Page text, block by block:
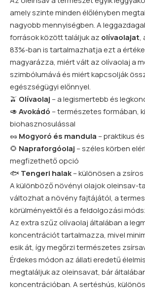
amely szinte minden élőlényben
nagyobb mennyiségben. A
források között találjuk az olívaolajat,
83%-ban is tartalmazhatja ezt a
magyarázza, miért vált az olívaolaj a
szimbólumává és miért kapcsolják
egészségügyi előnnyel.
🫒 Olívaolaj – a legismertebb és
🥑Avokádó – természetes formában,
biohasznosulással
🥜 Mogyoró és mandula – praktikus
🌻 Napraforgóolaj – széles körben
megfizethető opció
🐟 Tengeri halak– különösen a
A különböző növényi olajok oleinsav-
változhat a növény fajtájától, a
körülményektől és a feldolgozási
Az extra szűz olívaolaj általában a
koncentrációt tartalmazza, mivel
esik át, így megőrzi természetes
Érdekes módon az állati eredetű
megtaláljuk az oleinsavat, bár
koncentrációban. A sertéshús,